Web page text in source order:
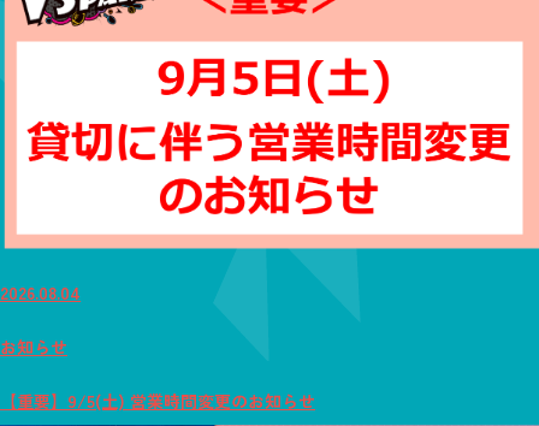
2026.08.04
お知らせ
【重要】9/5(土) 営業時間変更のお知らせ